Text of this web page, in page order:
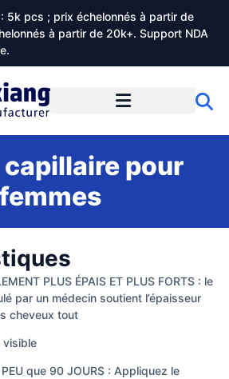
5k pcs ; prix échelonnés à partir de
à partir de 20k+. Support NDA
capillaire pour
femmes
PLUS ÉPAIS ET PLUS FORTS : le
par un médecin soutient l’épaisseur
cheveux tout
visible
PEU que 90 JOURS : Appliquez le